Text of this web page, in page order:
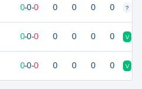
0-0-0 0 0 0 0 ?
0-0-0 0 0 0 0 V
0-0-0 0 0 0 0 V